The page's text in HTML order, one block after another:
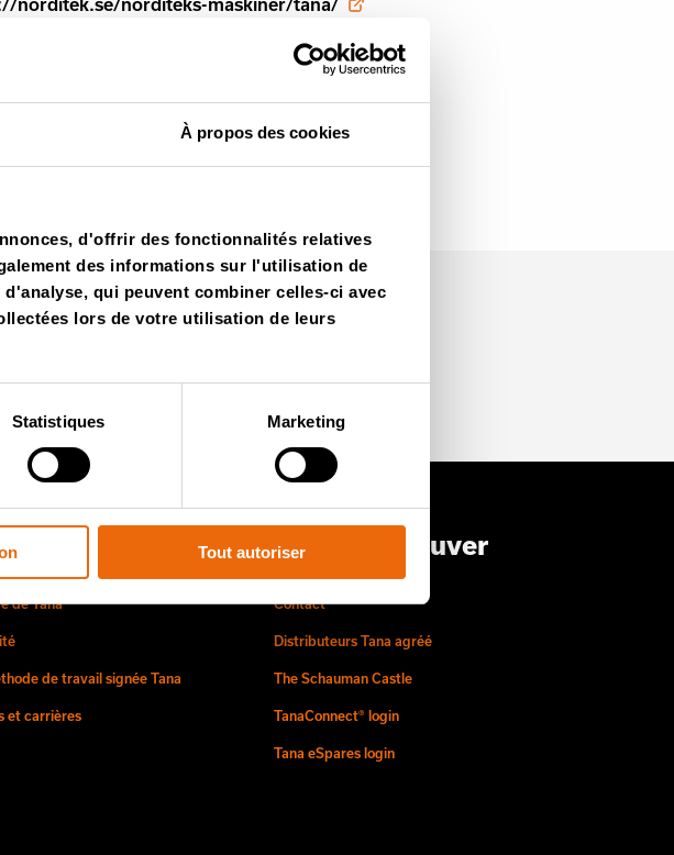
À propos des cookies
d'offrir des fonctionnalités relatives
des informations sur l'utilisation de
qui peuvent combiner celles-ci avec
lors de votre utilisation de leurs
Statistiques Marketing
Tout autoriser
sujet
de Tana
de travail signée Tana
et carrières
Où nous trouver
Contact
Distributeurs Tana agréé
The Schauman Castle
TanaConnect® login
Tana eSpares login